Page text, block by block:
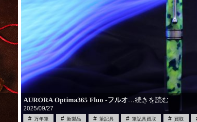
AURORA Optima365 Fluo -フルオ…続きを読む
2025/09/27
万年筆 新製品 筆記具 筆記具買取 買取